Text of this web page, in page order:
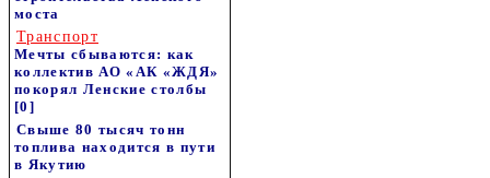
моста
Транспорт
Мечты сбываются: как
коллектив АО «АК «ЖДЯ»
покорял Ленские столбы
[0]
Свыше 80 тысяч тонн
топлива находится в пути
в Якутию